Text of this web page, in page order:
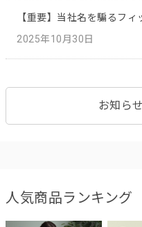
【重要】当社名を騙るフ
2025年10月30日
お知ら
人気商品ランキング